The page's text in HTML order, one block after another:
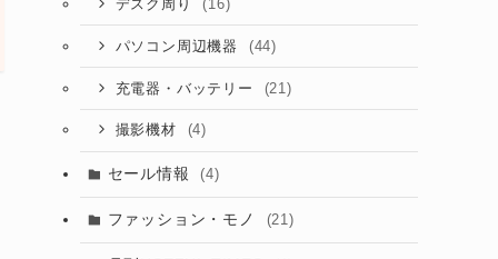
デスク周り (16)
パソコン周辺機器 (44)
充電器・バッテリー (21)
撮影機材 (4)
セール情報 (4)
ファッション・モノ (21)